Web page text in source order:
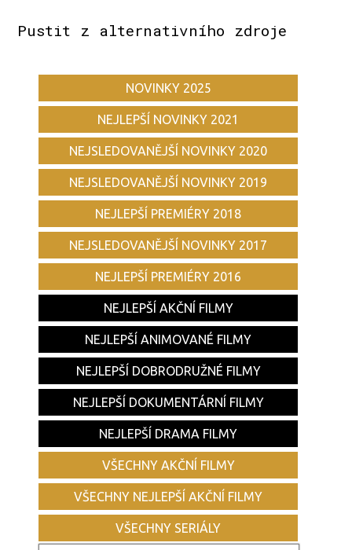
Pustit z alternativního zdroje
NOVINKY 2025
NEJLEPŠÍ NOVINKY 2021
NEJSLEDOVANĚJŠÍ NOVINKY 2020
NEJSLEDOVANĚJŠÍ NOVINKY 2019
NEJLEPŠÍ PREMIÉRY 2018
NEJSLEDOVANĚJŠÍ NOVINKY 2017
NEJLEPŠÍ PREMIÉRY 2016
NEJLEPŠÍ AKČNÍ FILMY
NEJLEPŠÍ ANIMOVANÉ FILMY
NEJLEPŠÍ DOBRODRUŽNÉ FILMY
NEJLEPŠÍ DOKUMENTÁRNÍ FILMY
NEJLEPŠÍ DRAMA FILMY
VŠECHNY AKČNÍ FILMY
VŠECHNY NEJLEPŠÍ AKČNÍ FILMY
VŠECHNY SERIÁLY